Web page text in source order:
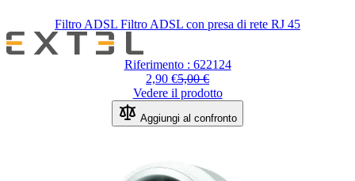
Filtro ADSL Filtro ADSL con presa di rete RJ 45
Riferimento : 622124
2,90 €5,00 €
Vedere il prodotto
Aggiungi al confronto